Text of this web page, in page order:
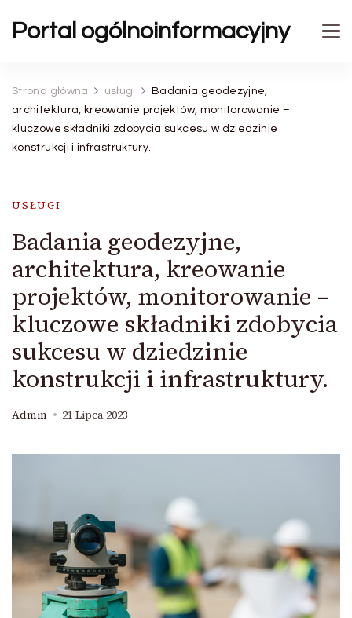
Portal ogólnoinformacyjny
Strona główna usługi
Badania geodezyjne,
architektura, kreowanie projektów, monitorowanie –
kluczowe składniki zdobycia sukcesu w dziedzinie
konstrukcji i infrastruktury.
USŁUGI
Badania geodezyjne,
architektura, kreowanie
projektów, monitorowanie –
kluczowe składniki zdobycia
sukcesu w dziedzinie
konstrukcji i infrastruktury.
Admin 21 Lipca 2023